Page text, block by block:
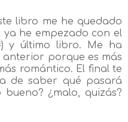
libro me he quedado
ya he empezado con el
) y último libro. Me ha
anterior porque es más
romántico. El final te
de saber qué pasará
¿malo, quizás?